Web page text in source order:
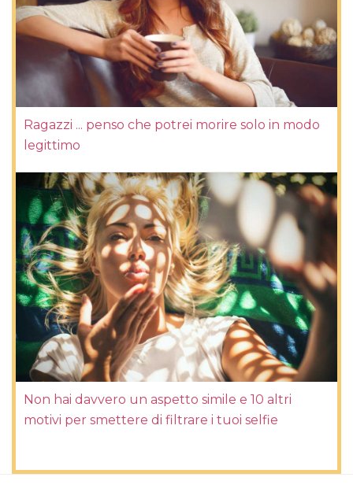
Ragazzi ... penso che potrei morire solo in modo
legittimo
Non hai davvero un aspetto simile e 10 altri
motivi per smettere di filtrare i tuoi selfie